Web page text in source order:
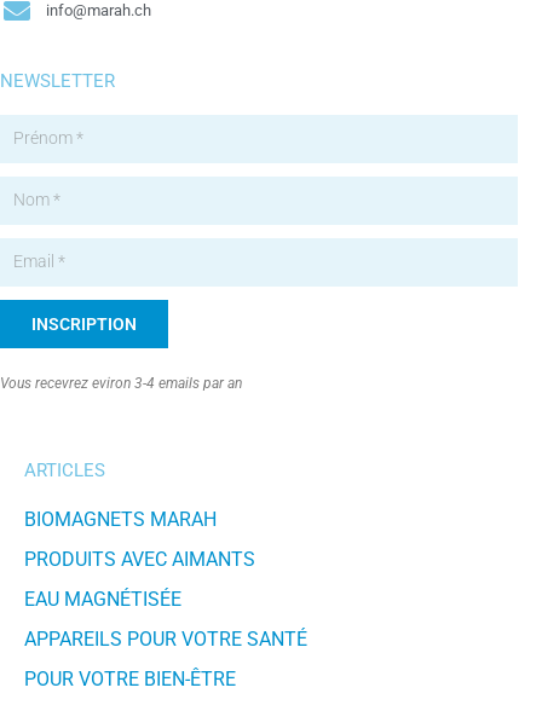
info@marah.ch
NEWSLETTER
INSCRIPTION
Vous recevrez eviron 3-4 emails par an
ARTICLES
BIOMAGNETS MARAH
PRODUITS AVEC AIMANTS
EAU MAGNÉTISÉE
APPAREILS POUR VOTRE SANTÉ
POUR VOTRE BIEN-ÊTRE